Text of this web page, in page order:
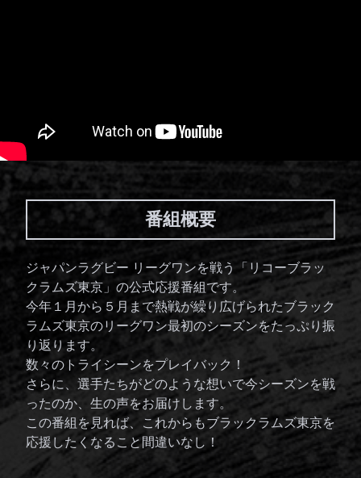
番組概要
ジャパンラグビー リーグワンを戦う
「リコーブラッ
クラムズ東京」の公式応援番組です。
今年１月から ５月まで熱戦が繰り広げられたブラック
ラムズ東京のリーグワン最初のシーズンをたっぷり 振
り返ります。
数々の トライシーンをプレイバック！
さらに、 選手たちがどのような想いで今シーズンを戦
ったのか、 生の声をお届けします。
この番組を見れば、 これからもブラックラムズ東京を
応援 したく なる こと間違いなし！